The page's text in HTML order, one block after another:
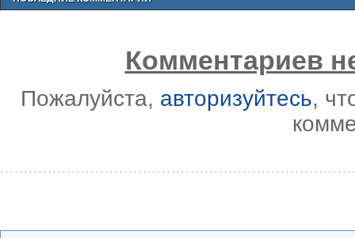
Комментариев
Пожалуйста, авторизуйтесь,